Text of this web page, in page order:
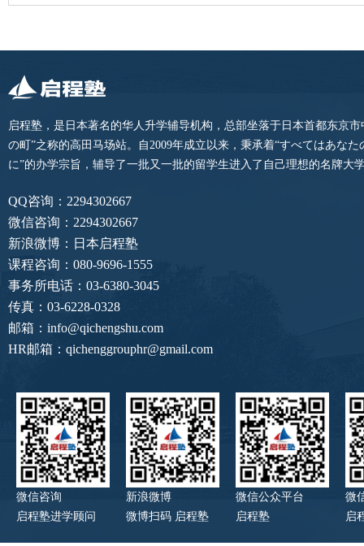
启程塾，是日本著名的华人升学辅导机构，总部坐落于日本首都东京市
の町”之称的高田马场站。自2009年成立以来，秉承着“すべてはあなた
に”的办学宗旨，辅导了一批又一批的留学生进入了自己理想的名牌大
QQ咨询：2294302667
微信咨询：2294302667
新浪微博：日本启程塾
课程咨询：080-9696-1555
事务所电话：03-6380-3045
传真：03-6228-0328
邮箱：info@qichengshu.com
HR邮箱：qichenggrouphr@gmail.com
微信咨询
启程塾进学顾问
新浪微博
微博扫码 启程塾
微信公众平台
启程塾
微
启